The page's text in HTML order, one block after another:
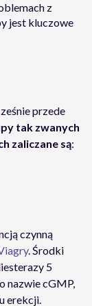
z
jest kluczowe
przede
tak zwanych
zaliczane są:
czynną
. Środki
5
nazwie cGMP,
erekcji.